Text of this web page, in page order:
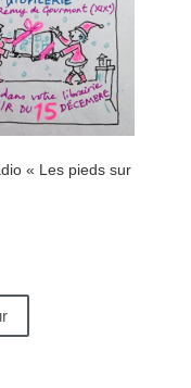
« Les pieds sur